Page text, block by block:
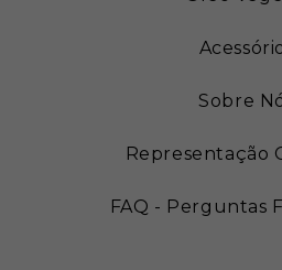
Sobre
Representação
FAQ - Perguntas